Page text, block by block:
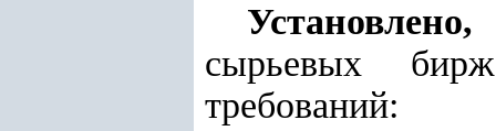
сырьевых
требований: